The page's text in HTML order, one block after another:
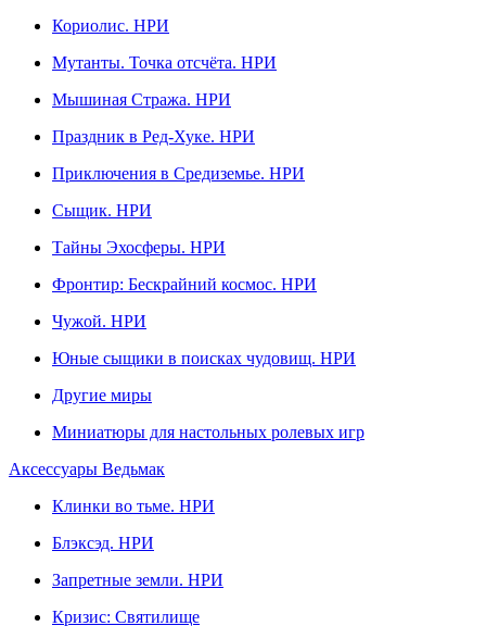
Кориолис. НРИ
Мутанты. Точка отсчёта. НРИ
Мышиная Стража. НРИ
Праздник в Ред-Хуке. НРИ
Приключения в Средиземье. НРИ
Сыщик. НРИ
Тайны Эхосферы. НРИ
Фронтир: Бескрайний космос. НРИ
Чужой. НРИ
Юные сыщики в поисках чудовищ. НРИ
Другие миры
Миниатюры для настольных ролевых игр
Аксессуары Ведьмак
Клинки во тьме. НРИ
Блэксэд. НРИ
Запретные земли. НРИ
Кризис: Святилище